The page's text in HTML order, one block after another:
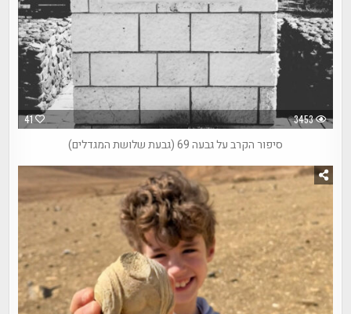
41 3453
סיפור הקרב על גבעה 69 (גבעת שלושת המגדלים)